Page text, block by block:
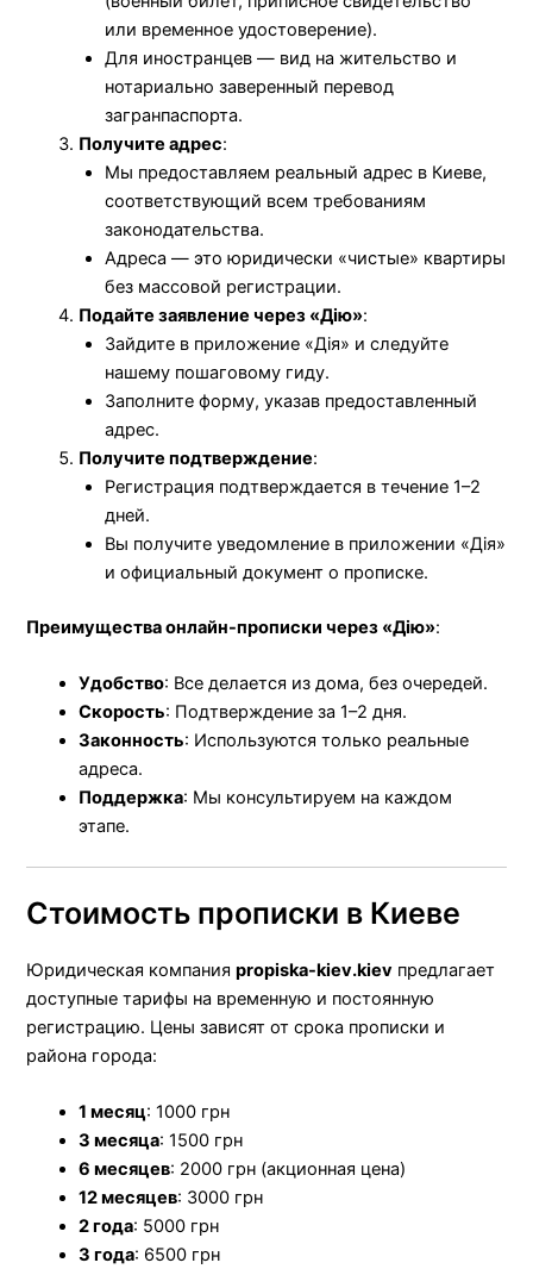
или временное удостоверение).
Для иностранцев — вид на жительство и
нотариально заверенный перевод
загранпаспорта.
Получите адрес:
Мы предоставляем реальный адрес в Киеве,
соответствующий всем требованиям
законодательства.
Адреса — это юридически «чистые» квартиры
без массовой регистрации.
Подайте заявление через «Дію»:
Зайдите в приложение «Дія» и следуйте
нашему пошаговому гиду.
Заполните форму, указав предоставленный
адрес.
Получите подтверждение:
Регистрация подтверждается в течение 1–2
дней.
Вы получите уведомление в приложении «Дія»
и официальный документ о прописке.
Преимущества онлайн-прописки через «Дію»:
Удобство: Все делается из дома, без очередей.
Скорость: Подтверждение за 1–2 дня.
Законность: Используются только реальные
адреса.
Поддержка: Мы консультируем на каждом
этапе.
Стоимость прописки в Киеве
Юридическая компанияpropiska-kiev.kiev предлагает
доступные тарифы на временную и постоянную
регистрацию. Цены зависят от срока прописки и
района города:
1 месяц: 1000 грн
3 месяца: 1500 грн
6 месяцев: 2000 грн (акционная цена)
12 месяцев: 3000 грн
2 года: 5000 грн
3 года: 6500 грн